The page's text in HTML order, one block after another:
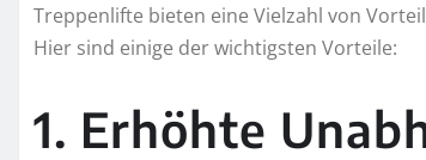
Treppenlifte bieten eine Vielzahl von
Hier sind einige der wichtigsten Vorteile:
1. Erhöhte